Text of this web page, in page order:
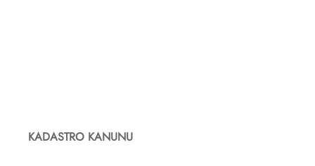
KADASTRO KANUNU